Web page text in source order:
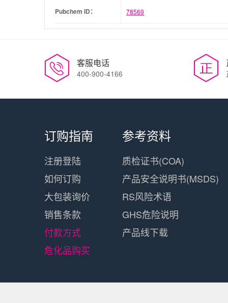
Pubchem ID： 78569
客服电话
400-900-4166
订购指南
注册登陆
如何订购
大包装询价
销售条款
付款方式
危化品购买
参考资料
质检证书(COA)
产品安全说明书(MSDS)
RS风险术语
GHS危险说明
产品线下载